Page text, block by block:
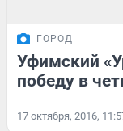
ГОРОД
Уфимский
победу в
17 октября, 2016,